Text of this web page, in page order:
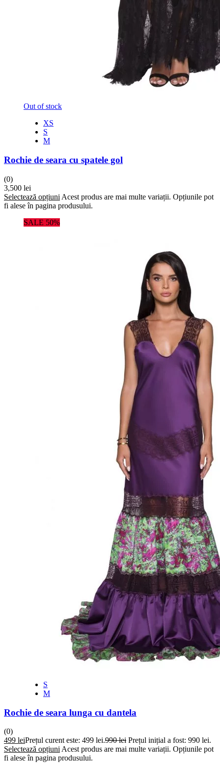
Out of stock
XS
S
M
Rochie de seara cu spatele gol
(0)
3,500 lei
Selectează opțiuni Acest produs are mai multe variații. Opțiunile pot
fi alese în pagina produsului.
SALE 50%
S
M
Rochie de seara lunga cu dantela
(0)
499 leiPrețul curent este: 499 lei.990lei Prețul inițial a fost: 990 lei.
Selectează opțiuni Acest produs are mai multe variații. Opțiunile pot
fi alese în pagina produsului.